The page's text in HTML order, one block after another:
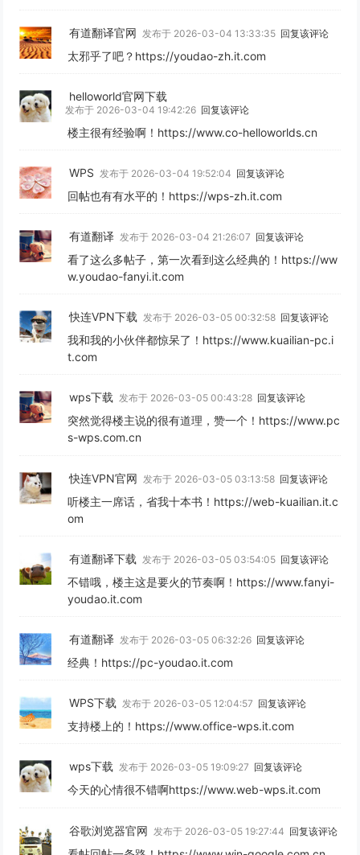
有道翻译官网 发布于 2026-03-04 13:33:35 回复该评论
太邪乎了吧？https://youdao-zh.it.com
helloworld官网下载
发布于 2026-03-04 19:42:26 回复该评论
楼主很有经验啊！https://www.co-helloworlds.cn
WPS 发布于 2026-03-04 19:52:04 回复该评论
回帖也有有水平的！https://wps-zh.it.com
有道翻译 发布于 2026-03-04 21:26:07 回复该评论
看了这么多帖子，第一次看到这么经典的！https://ww
w.youdao-fanyi.it.com
快连VPN下载 发布于 2026-03-05 00:32:58 回复该评论
我和我的小伙伴都惊呆了！https://www.kuailian-pc.i
t.com
wps下载 发布于 2026-03-05 00:43:28 回复该评论
突然觉得楼主说的很有道理，赞一个！https://www.pc
s-wps.com.cn
快连VPN官网 发布于 2026-03-05 03:13:58 回复该评论
听楼主一席话，省我十本书！https://web-kuailian.it.c
om
有道翻译下载 发布于 2026-03-05 03:54:05 回复该评论
不错哦，楼主这是要火的节奏啊！https://www.fanyi-
youdao.it.com
有道翻译 发布于 2026-03-05 06:32:26 回复该评论
经典！https://pc-youdao.it.com
WPS下载 发布于 2026-03-05 12:04:57 回复该评论
支持楼上的！https://www.office-wps.it.com
wps下载 发布于 2026-03-05 19:09:27 回复该评论
今天的心情很不错啊https://www.web-wps.it.com
谷歌浏览器官网 发布于 2026-03-05 19:27:44 回复该评论